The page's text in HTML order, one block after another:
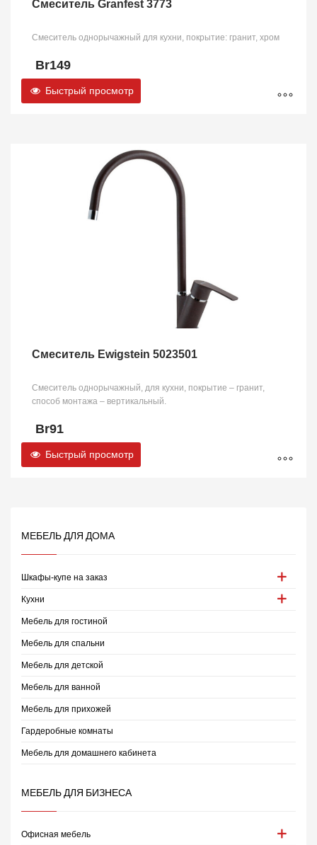
Смеситель Granfest 3773
Смеситель однорычажный для кухни, покрытие: гранит, хром
Br149
Быстрый просмотр
Смеситель Ewigstein 5023501
Смеситель однорычажный, для кухни, покрытие – гранит,
способ монтажа – вертикальный.
Br91
Быстрый просмотр
МЕБЕЛЬ ДЛЯ ДОМА
Шкафы-купе на заказ
Кухни
Мебель для гостиной
Мебель для спальни
Мебель для детской
Мебель для ванной
Мебель для прихожей
Гардеробные комнаты
Мебель для домашнего кабинета
МЕБЕЛЬ ДЛЯ БИЗНЕСА
Офисная мебель